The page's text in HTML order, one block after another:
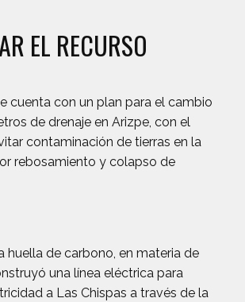
EL RECURSO
cuenta con un plan para el cambio
de drenaje en Arizpe, con el
contaminación de tierras en la
rebosamiento y colapso de
huella de carbono, en materia de
una línea eléctrica para
a Las Chispas a través de la